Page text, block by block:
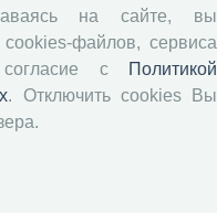
на сайте, вы
файлов, сервиса
согласие с
Политикой
. Отключить cookies Вы